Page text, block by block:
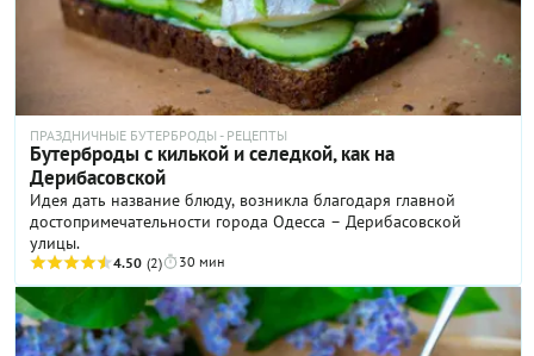
ПРАЗДНИЧНЫЕ БУТЕРБРОДЫ - РЕЦЕПТЫ
Бутерброды с килькой и селедкой, как на
Дерибасовской
Идея дать название блюду, возникла благодаря главной
достопримечательности города Одесса – Дерибасовской
улицы.
4.50 (2) 30 мин